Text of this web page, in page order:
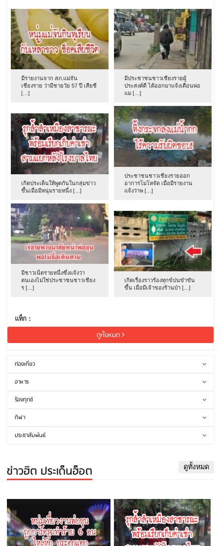
มีรายงานจาก สภ.แม่จัน
เชียงราย ว่ามีชายวัย 57 ปี เสียชี
[…]
มีประชาชนชาวเชียงรายผู้
ประสงค์ดี ได้ออกมาแจ้งเตือนพ่อ
แม […]
เกิดประเด็นให้พูดกันในกลุ่มข่าว
ขึ้นเมื่อมีหนุ่มรายหนึ่ง […]
ประชาชนชาวเชียงรายออก
อาการโมโหจัด เมื่อมีรายงาน
แจ้งว่าพ […]
มีชาวเน็ตรายหนึ่งซึ่งแจ้งว่า
ตนเองไม่ใช่ประชาชนชาวเชียง
ร […]
เกิดเรื่องราวร้องทุกข์ปนขำขัน
ขึ้น เมื่อมีเจ้าของร้านป่า […]
แท็ก :
ดูทั้งหมด
ท่องเที่ยว
อาหาร
ร้องทุกข์
กีฬา
ประชาสัมพันธ์
ข่าวฮิต ประเด็นฮ็อต ดูทั้งหมด